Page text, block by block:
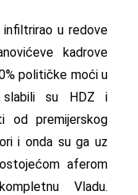
u redove
kadrove
političke moći u
slabili su HDZ i
od premijerskog
i onda su ga uz
aferom
Vladu.